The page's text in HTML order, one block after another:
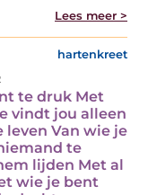
Lees meer >
hartenkreet
te druk Met
vindt jou alleen
leven Van wie je
te
lijden Met al
wie je bent